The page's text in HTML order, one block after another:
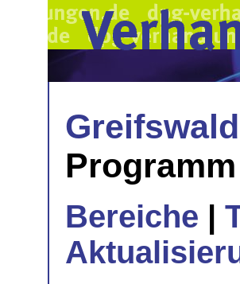
Programm
Bereiche